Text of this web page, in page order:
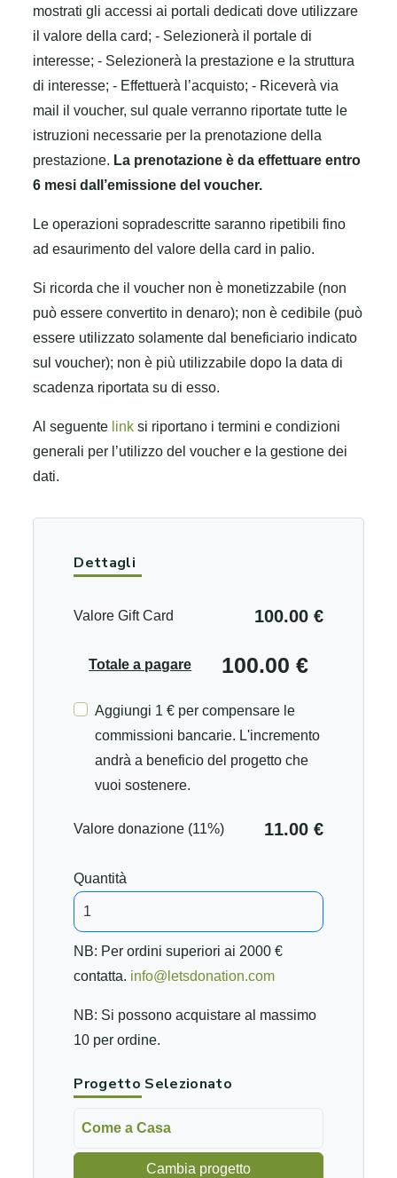
mostrati gli accessi ai portali dedicati dove utilizzare
il valore della card; - Selezionerà il portale di
interesse; - Selezionerà la prestazione e la struttura
di interesse; - Effettuerà l’acquisto; - Riceverà via
mail il voucher, sul quale verranno riportate tutte le
istruzioni necessarie per la prenotazione della
prestazione. La prenotazione è da effettuare entro
6 mesi dall’emissione del voucher.
Le operazioni sopradescritte saranno ripetibili fino
ad esaurimento del valore della card in palio.
Si ricorda che il voucher non è monetizzabile (non
può essere convertito in denaro); non è cedibile (può
essere utilizzato solamente dal beneficiario indicato
sul voucher); non è più utilizzabile dopo la data di
scadenza riportata su di esso.
Al seguente link si riportano i termini e condizioni
generali per l’utilizzo del voucher e la gestione dei
dati.
Dettagli
Valore Gift Card 100.00 €
Totale a pagare 100.00 €
Aggiungi 1 € per compensare le
commissioni bancarie. L'incremento
andrà a beneficio del progetto che
vuoi sostenere.
Valore donazione (11%) 11.00 €
Quantità
NB: Per ordini superiori ai 2000 €
contatta. info@letsdonation.com
NB: Si possono acquistare al massimo
10 per ordine.
Progetto Selezionato
Come a Casa
Cambia progetto